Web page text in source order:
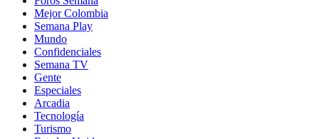
Mejor Colombia
Semana Play
Mundo
Confidenciales
Semana TV
Gente
Especiales
Arcadia
Tecnología
Turismo